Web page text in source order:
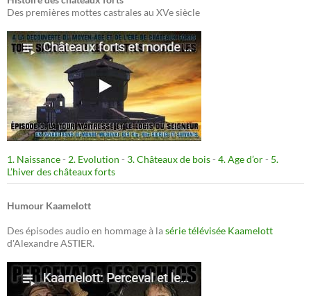
Des premières mottes castrales au XVe siècle
1. Naissance- 2. Evolution - 3. Châteaux de bois- 4. Age d’or- 5.
L’hiver des châteaux forts
Humour Kaamelott
Des épisodes audio en hommage à lasérie télévisée Kaamelott
d'Alexandre ASTIER.